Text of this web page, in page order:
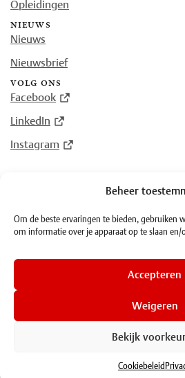
Beheer
Om de beste ervaringen te bieden, gebruiken
om informatie over je apparaat op te slaan en/
Accepteren
Weigeren
Bekijk
Cookiebeleid
Opleidingen
nieuws
Nieuws
Nieuwsbrief
volg ons
Facebook
LinkedIn
Instagram
© Plantin Instituut voor Typografie
·
Algemene voorwaarden ·